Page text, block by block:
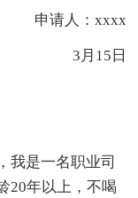
申请人：xxxx
3月15日
是一名职业司
20年以上，不喝